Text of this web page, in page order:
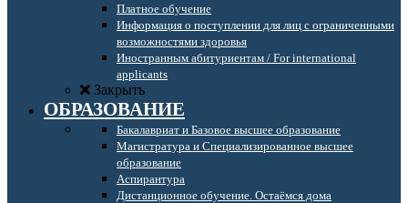
Платное обучение
Информация о поступлении для лиц с ограниченными
возможностями здоровья
Иностранным абитуриентам / For international
applicants
Закрыть
ОБРАЗОВАНИЕ
Бакалавриат и Базовое высшее образование
Магистратура и Специализированное высшее
образование
Аспирантура
Дистанционное обучение. Остаёмся дома